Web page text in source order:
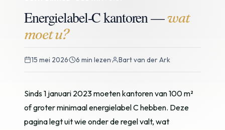
Energielabel-C kantoren —wat
moet u?
15 mei 2026· 6 min lezen· Bart van der Ark
Sinds 1 januari 2023 moeten kantoren van 100 m²
of groter minimaal energielabel C hebben. Deze
pagina legt uit wie onder de regel valt, wat